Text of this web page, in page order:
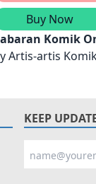
(CKOM):
Buy Now
Komik
Artis-artis
KEEP